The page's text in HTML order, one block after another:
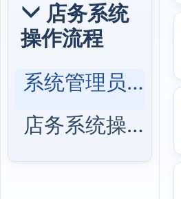
店务系统
操作流程
系统管理员操作视频
店务系统操作视频